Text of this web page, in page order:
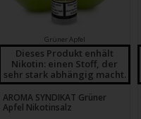
Grüner Apfel
Dieses Produkt enhält
Nikotin: einen Stoff, der
sehr stark abhängig macht.
AROMA SYNDIKAT Grüner
Apfel Nikotinsalz